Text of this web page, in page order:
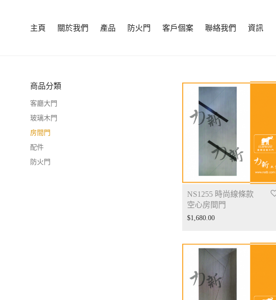
主頁 關於我們 產品 防火門 客戶個案 聯絡我們 資訊
商品分類
客廳大門
玻璃木門
房間門
配件
防火門
NS1255 時尚線條款
空心房間門
$1,680.00